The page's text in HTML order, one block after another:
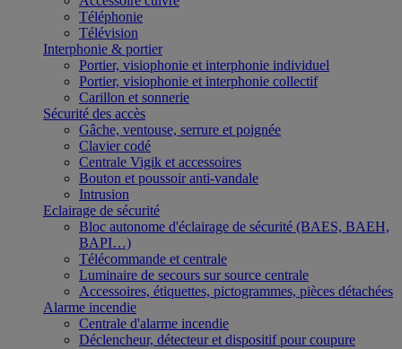
Téléphonie
Télévision
Interphonie & portier
Portier, visiophonie et interphonie individuel
Portier, visiophonie et interphonie collectif
Carillon et sonnerie
Sécurité des accès
Gâche, ventouse, serrure et poignée
Clavier codé
Centrale Vigik et accessoires
Bouton et poussoir anti-vandale
Intrusion
Eclairage de sécurité
Bloc autonome d'éclairage de sécurité (BAES, BAEH,
BAPI…)
Télécommande et centrale
Luminaire de secours sur source centrale
Accessoires, étiquettes, pictogrammes, pièces détachées
Alarme incendie
Centrale d'alarme incendie
Déclencheur, détecteur et dispositif pour coupure